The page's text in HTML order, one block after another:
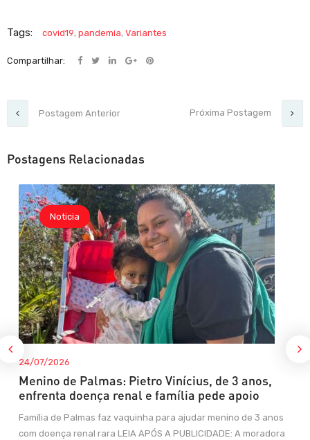
Tags: covid19, pandemia, Variantes
Compartilhar:
Postagem Anterior Próxima Postagem
Postagens Relacionadas
Noticia
24/07/2026
Menino de Palmas: Pietro Vinícius, de 3 anos,
enfrenta doença renal e família pede apoio
Família de Palmas faz vaquinha para ajudar menino de 3 anos
com doença renal rara LEIA APÓS A PUBLICIDADE: A moradora